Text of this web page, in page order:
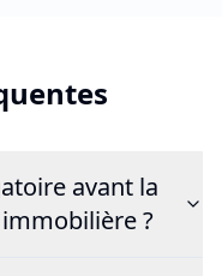
avant la
?